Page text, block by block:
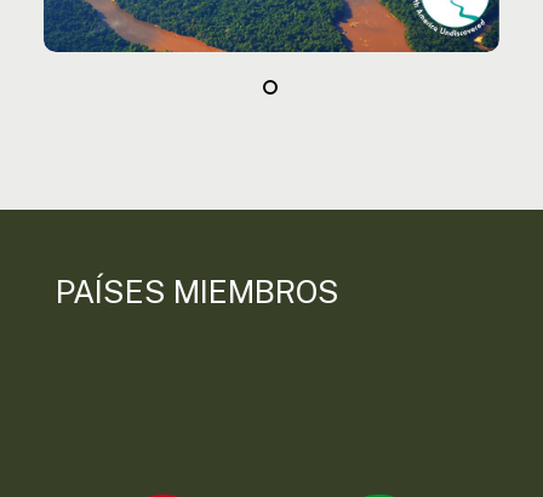
PAÍSES MIEMBROS